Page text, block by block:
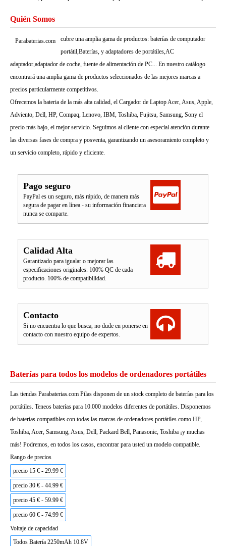
Quién Somos
Parabaterias.com
cubre una amplia gama de productos: baterías de computador
portátil,Baterías, y adaptadores de portátiles,AC
adaptador,adaptador de coche, fuente de alimentación de PC... En nuestro catálogo
encontrará una amplia gama de productos seleccionados de las mejores marcas a
precios particularmente competitivos.
Ofrecemos la bateria de la más alta calidad, el Cargador de Laptop Acer, Asus, Apple,
Adviento, Dell, HP, Compaq, Lenovo, IBM, Toshiba, Fujitsu, Samsung, Sony el
precio más bajo, el mejor servicio. Seguimos al cliente con especial atención durante
las diversas fases de compra y posventa, garantizando un asesoramiento completo y
un servicio completo, rápido y eficiente.
Pago seguro
PayPal es un seguro, más rápido, de manera más
segura de pagar en línea - su información financiera
nunca se comparte.
Calidad Alta
Garantizado para igualar o mejorar las
especificaciones originales. 100% QC de cada
producto. 100% de compatibilidad.
Contacto
Si no encuentra lo que busca, no dude en ponerse en
contacto con nuestro equipo de expertos.
Baterías para todos los modelos de ordenadores portátiles
Las tiendas Parabaterias.com Pilas disponen de un stock completo de baterías para los
portátiles. Teneos baterías para 10.000 modelos diferentes de portátiles. Disponemos
de baterías compatibles con todas las marcas de ordenadores portátiles como HP,
Toshiba, Acer, Samsung, Asus, Dell, Packard Bell, Panasonic, Toshiba ¡y muchas
más! Podremos, en todos los casos, encontrar para usted un modelo compatible.
Rango de precios
precio 15 € - 29.99 €
precio 30 € - 44.99 €
precio 45 € - 59.99 €
precio 60 € - 74.99 €
Voltaje de capacidad
Todos Batería 2250mAh 10.8V